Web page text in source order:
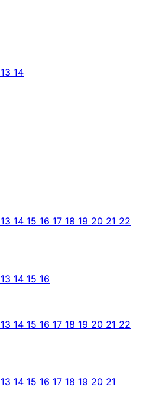
13 14
13 14 15 16 17 18 19 20 21 22
13 14 15 16
13 14 15 16 17 18 19 20 21 22
13 14 15 16 17 18 19 20 21